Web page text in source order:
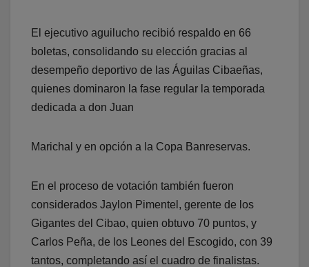
El ejecutivo aguilucho recibió respaldo en 66
boletas, consolidando su elección gracias al
desempeño deportivo de las Águilas Cibaeñas,
quienes dominaron la fase regular la temporada
dedicada a don Juan
Marichal y en opción a la Copa Banreservas.
En el proceso de votación también fueron
considerados Jaylon Pimentel, gerente de los
Gigantes del Cibao, quien obtuvo 70 puntos, y
Carlos Peña, de los Leones del Escogido, con 39
tantos, completando así el cuadro de finalistas.